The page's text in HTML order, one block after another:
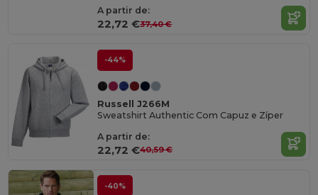
A partir de:
22,72 €37,40 €
-44%
Russell J266M
Sweatshirt Authentic Com Capuz e Zíper
A partir de:
22,72 €40,59 €
-40%